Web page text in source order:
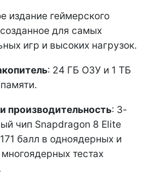
издание геймерского
для самых
игр и высоких нагрузок.
: 24 ГБ ОЗУ и 1 ТБ
производительность: 3-
чип Snapdragon 8 Elite
балл в одноядерных и
тестах